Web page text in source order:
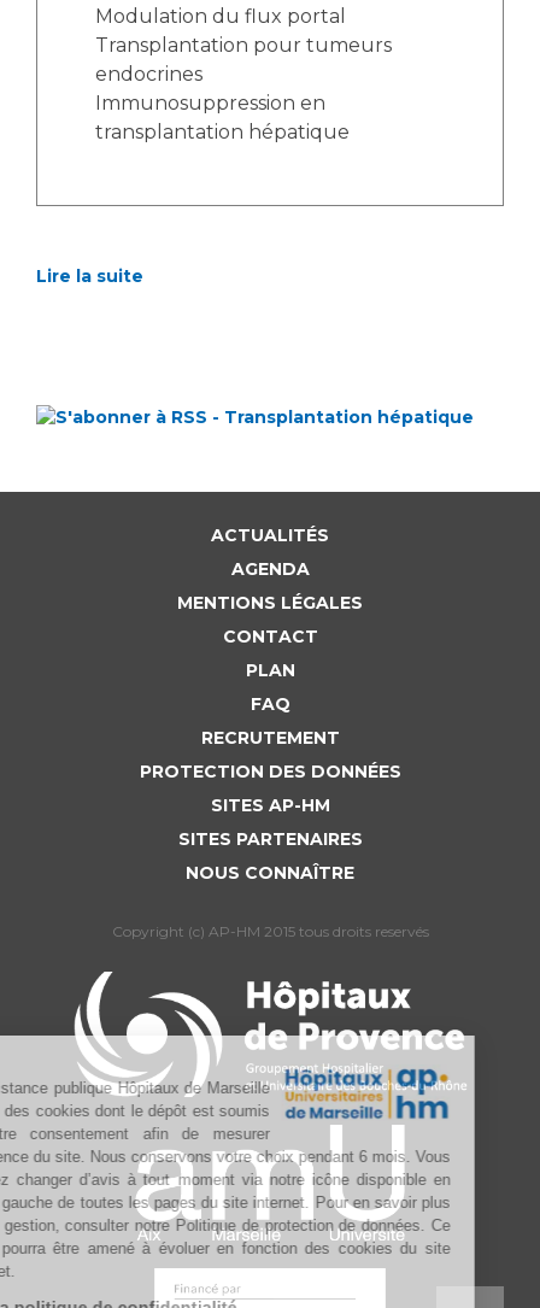
Modulation du flux portal
Transplantation pour tumeurs
endocrines
Immunosuppression en
transplantation hépatique
Lire la suite
ACTUALITÉS
AGENDA
MENTIONS LÉGALES
CONTACT
PLAN
FAQ
RECRUTEMENT
PROTECTION DES DONNÉES
SITES AP-HM
SITES PARTENAIRES
NOUS CONNAÎTRE
Copyright (c) AP-HM 2015 tous droits reservés
L’Assistance publique Hôpitaux de Marseille
utilise des cookies dont le dépôt est soumis
à votre consentement afin de mesurer
l’audience du site. Nous conservons votre choix pendant 6 mois. Vous
pouvez changer d’avis à tout moment via notre icône disponible en
bas à gauche de toutes les pages du site internet. Pour en savoir plus
sur la gestion, consulter notre Politique de protection de données. Ce
texte pourra être amené à évoluer en fonction des cookies du site